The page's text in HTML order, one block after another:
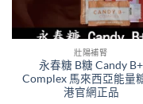
chosen
on
the
product
page
壯陽補腎
永春糖 B糖 Candy B+
Complex 馬來西亞能量
港官網正品